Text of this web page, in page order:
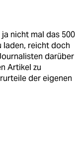
nicht mal das 500
laden, reicht doch
darüber
Artikel zu
der eigenen